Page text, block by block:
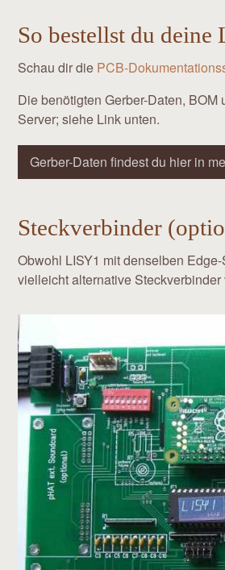
So bestellst du
Schau dir die PCB-
Die benötigten Gerber-Daten,
Server; siehe Link unten.
Gerber-Daten findest du hier in
Steckverbinder
Obwohl LISY1 mit denselben
vielleicht alternative Steckverbinder